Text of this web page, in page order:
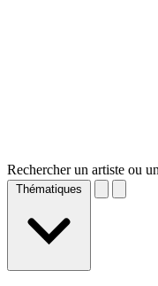
Rechercher un artiste ou
Thématiques